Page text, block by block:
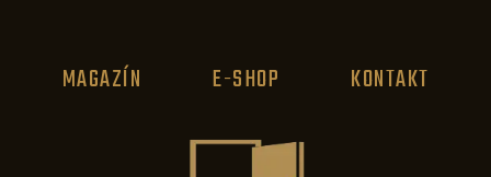
MAGAZÍN E-SHOP KONTAKT